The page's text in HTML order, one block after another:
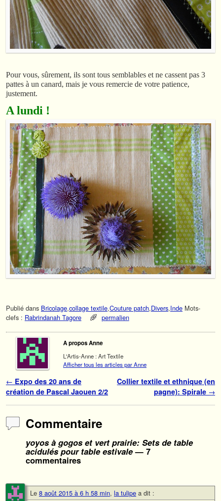
Pour vous, sûrement, ils sont tous semblables et ne cassent pas 3
pattes à un canard, mais je vous remercie de votre patience,
justement.
A lundi !
Publié dans Bricolage,collage textile,Couture patch,Divers,Inde Mots-
clefs : Rabrindanah Tagore permalien
A propos Anne
L'Artis-Anne : Art Textile
Afficher tous les articles par Anne
Navigation des articles
← Expo des 20 ans de
création de Pascal Jaouen 2/2
Collier textile et ethnique (en
pagne): Spirale →
Commentaire
yoyos à gogos et vert prairie: Sets de table
acidulés pour table estivale— 7
commentaires
Le 8 août 2015 à 6 h 58 min, la tulipe a dit :